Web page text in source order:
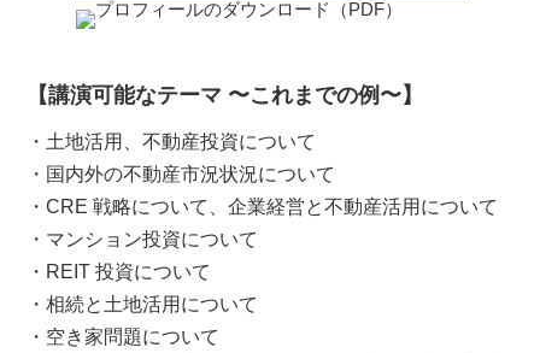
【講演可能なテーマ 〜これまでの例〜】
・土地活用、不動産投資について
・国内外の不動産市況状況について
・CRE 戦略について、企業経営と不動産活用について
・マンション投資について
・REIT 投資について
・相続と土地活用について
・空き家問題について